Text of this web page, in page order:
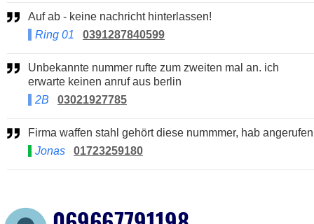
Auf ab - keine nachricht hinterlassen!
Ring 01
0391287840599
Unbekannte nummer rufte zum zweiten mal an. ich
erwarte keinen anruf aus berlin
2B
03021927785
Firma waffen stahl gehört diese nummmer, hab angerufen
Jonas
01723259180